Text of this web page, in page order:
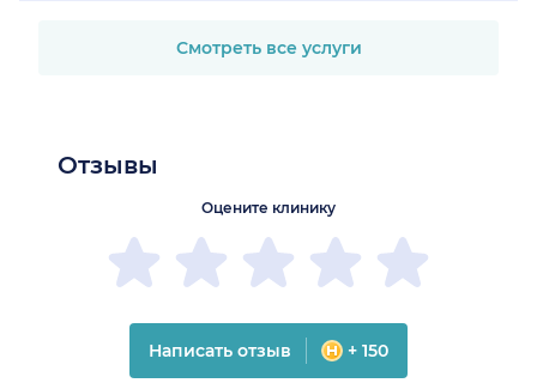
Смотреть все услуги
Отзывы
Оцените клинику
Написать отзыв + 150